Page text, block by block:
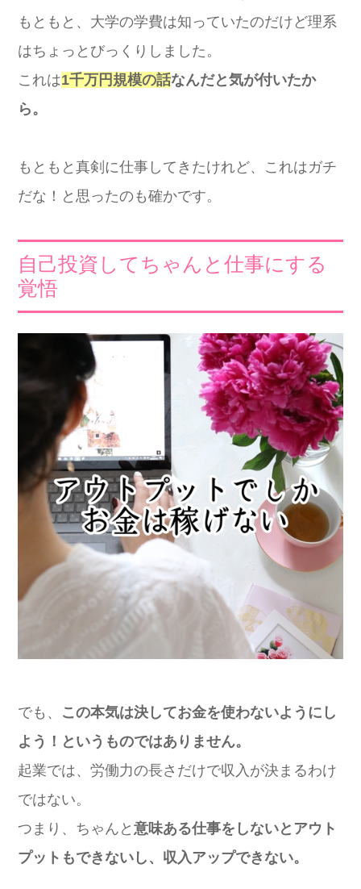
もともと、大学の学費は知っていたのだけど理系
はちょっとびっくりしました。
これは1千万円規模の話なんだと気が付いたか
ら。
もともと真剣に仕事してきたけれど、これはガチ
だな！と思ったのも確かです。
自己投資してちゃんと仕事にする
覚悟
でも、 この本気は決してお金を使わないようにし
よう！というものではありません。
起業では、労働力の長さだけで収入が決まるわけ
ではない。
つまり、ちゃんと 意味ある仕事をしないとアウト
プットもできないし、収入アップできない。